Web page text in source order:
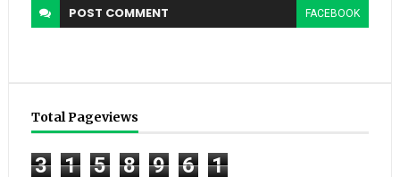
POST COMMENT FACEBOOK
Total Pageviews
3 1 5 8 9 6 1